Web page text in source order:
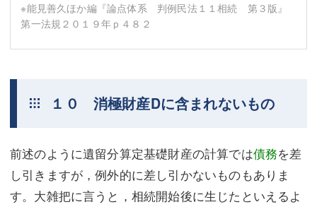
※能見善久ほか編『論点体系 判例民法１１相続 第３版』
第一法規２０１９年ｐ４８２
１０ 消極財産Dに含まれないもの
前述のように遺留分算定基礎財産の計算では債務を差
し引きますが，例外的に差し引かないものもありま
す。大雑把に言うと，相続開始後に生じたといえるよ